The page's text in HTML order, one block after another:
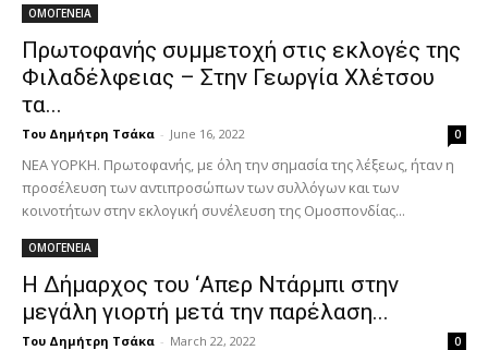
ΟΜΟΓΕΝΕΙΑ
Πρωτοφανής συμμετοχή στις εκλογές της
Φιλαδέλφειας – Στην Γεωργία Χλέτσου
τα...
Του Δημήτρη Τσάκα - June 16, 2022 0
ΝΕΑ ΥΟΡΚΗ. Πρωτοφανής, με όλη την σημασία της λέξεως, ήταν η
προσέλευση των αντιπροσώπων των συλλόγων και των
κοινοτήτων στην εκλογική συνέλευση της Ομοσπονδίας...
ΟΜΟΓΕΝΕΙΑ
Η Δήμαρχος του ‘Απερ Ντάρμπι στην
μεγάλη γιορτή μετά την παρέλαση...
Του Δημήτρη Τσάκα - March 22, 2022 0